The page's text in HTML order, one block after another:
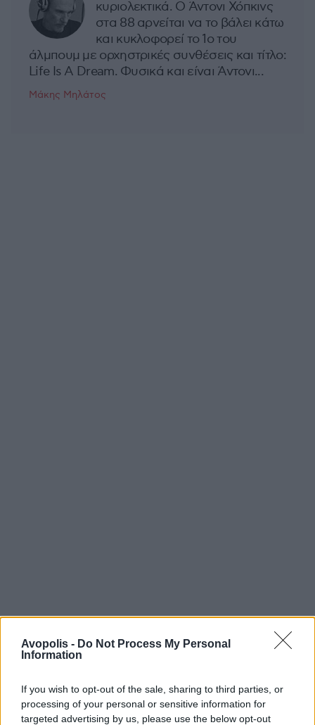
Avopolis - Do Not Process My Personal
Information
If you wish to opt-out of the sale, sharing to third parties, or
processing of your personal or sensitive information for
targeted advertising by us, please use the below opt-out
κυριολεκτικά. Ο Άντονι Χόπκινς
στα 88 αρνείται να το βάλει κάτω
και κυκλοφορεί το 1ο του
άλμπουμ με ορχηστρικές συνθέσεις και τίτλο:
Life Is A Dream. Φυσικά και είναι Άντονι...
Μάκης Μηλάτος